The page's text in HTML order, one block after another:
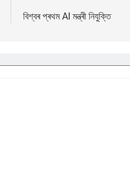
বিশ্বৰ প্ৰথম AI মন্ত্ৰী নিযুক্তি